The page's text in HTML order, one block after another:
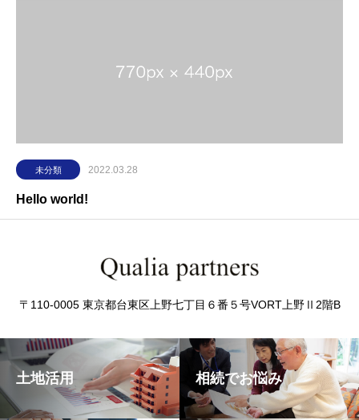
未分類 2022.03.28
Hello world!
〒110-0005 東京都台東区上野七丁目６番５号VORT上野Ⅱ2階B
土地活用 相続でお悩み